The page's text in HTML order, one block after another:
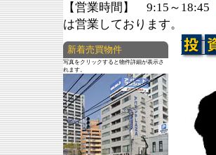
【営業時間】 9:15～18:45
は営業しております。
新着売買物件
写真をクリックすると物件詳細が表示さ
れます。